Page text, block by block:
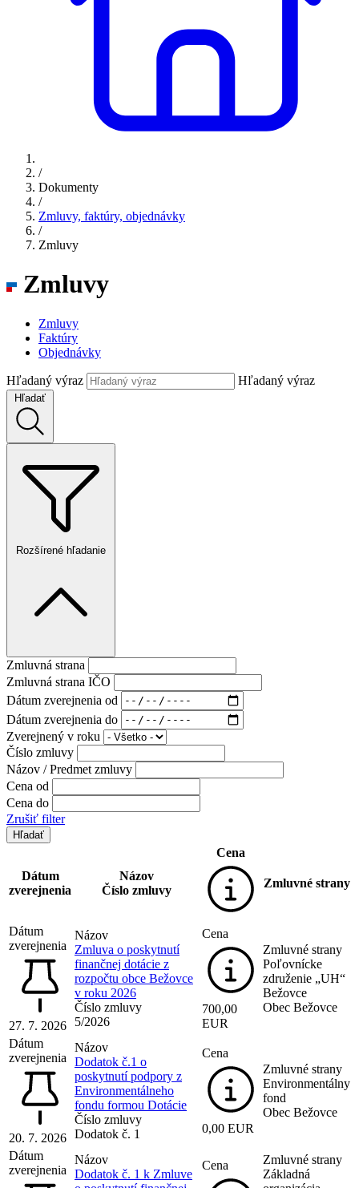
/
Dokumenty
/
Zmluvy, faktúry, objednávky
/
Zmluvy
Zmluvy
Zmluvy
Faktúry
Objednávky
Hľadaný výraz Hľadaný výraz
Hľadať
Rozšírené hľadanie
Zmluvná strana
Zmluvná strana IČO
Dátum zverejnenia od
Dátum zverejnenia do
Zverejnený v roku
Číslo zmluvy
Názov / Predmet zmluvy
Cena od
Cena do
Zrušiť filter
Dátum
zverejnenia
Názov
Číslo zmluvy
Cena
Zmluvné strany
Dátum
zverejnenia
27. 7. 2026
Názov
Zmluva o poskytnutí
finančnej dotácie z
rozpočtu obce Bežovce
v roku 2026
Číslo zmluvy
5/2026
Cena
700,00
EUR
Zmluvné strany
Poľovnícke
združenie „UH“
Bežovce
Obec Bežovce
Dátum
zverejnenia
20. 7. 2026
Názov
Dodatok č.1 o
poskytnutí podpory z
Environmentálneho
fondu formou Dotácie
Číslo zmluvy
Dodatok č. 1
Cena
0,00 EUR
Zmluvné strany
Environmentálny
fond
Obec Bežovce
Dátum
zverejnenia
Názov
Dodatok č. 1 k Zmluve
Cena
Zmluvné strany
Základná